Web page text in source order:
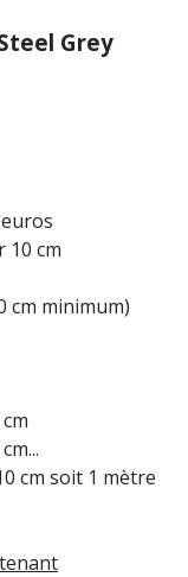
Grey
10 cm
cm minimum)
cm soit 1 mètre